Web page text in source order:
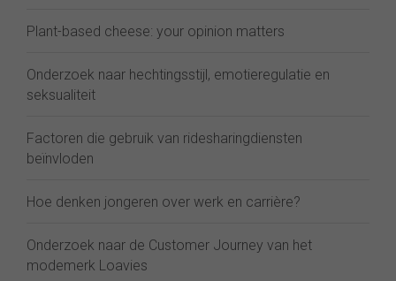
Plant-based cheese: your opinion matters
Onderzoek naar hechtingsstijl, emotieregulatie en
seksualiteit
Factoren die gebruik van ridesharingdiensten
beïnvloden
Hoe denken jongeren over werk en carrière?
Onderzoek naar de Customer Journey van het
modemerk Loavies